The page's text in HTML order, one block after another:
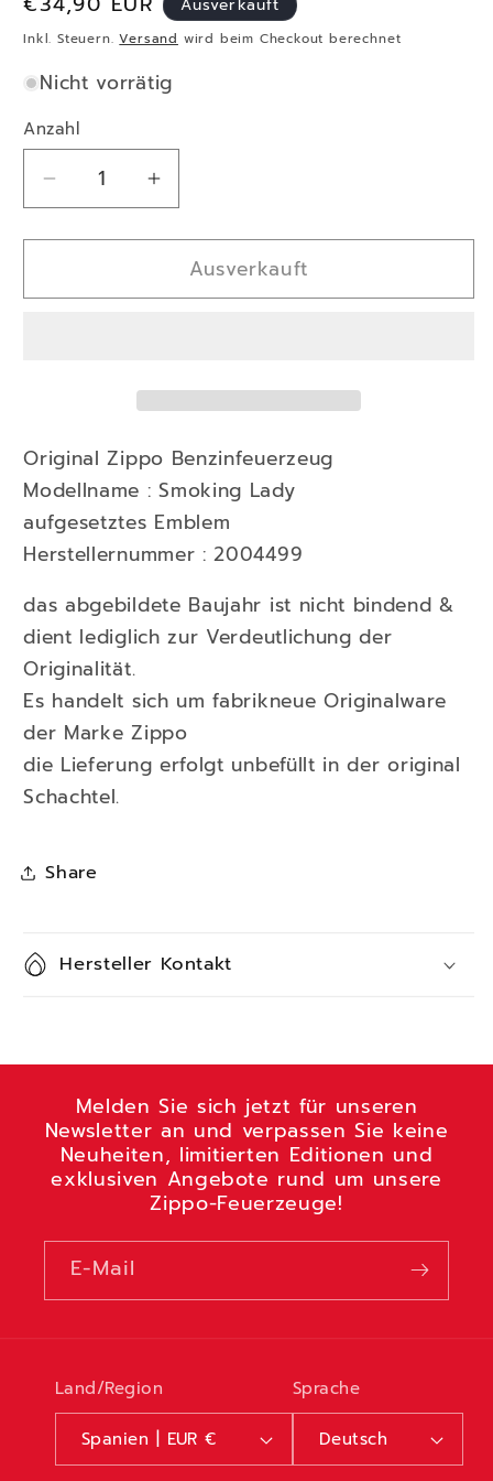
Preis
Ausverkauft
Inkl. Steuern.Versand wird beim Checkout berechnet
Nicht vorrätig
Anzahl
Verringere
die
Menge
Zippo
Erhöhe
die
Menge
Zippo
Ausverkauft
Original Zippo Benzinfeuerzeug
Modellname : Smoking Lady
aufgesetztes Emblem
Herstellernummer : 2004499
das abgebildete Baujahr ist nicht bindend &
dient lediglich zur Verdeutlichung der
Originalität.
Es handelt sich um fabrikneue Originalware
der Marke Zippo
die Lieferung erfolgt unbefüllt in der original
Schachtel.
Share
Hersteller Kontakt
Melden Sie sich jetzt für unseren
Newsletter an und verpassen Sie keine
Neuheiten, limitierten Editionen und
exklusiven Angebote rund um unsere
Zippo-Feuerzeuge!
E-Mail
Land/Region
Spanien | EUR €
Sprache
Deutsch